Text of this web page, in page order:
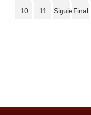
10 11 Siguiente
Final